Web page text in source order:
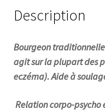
Description
Bourgeon
agit sur la plupart des
eczéma). Aide à
Relation corpo-